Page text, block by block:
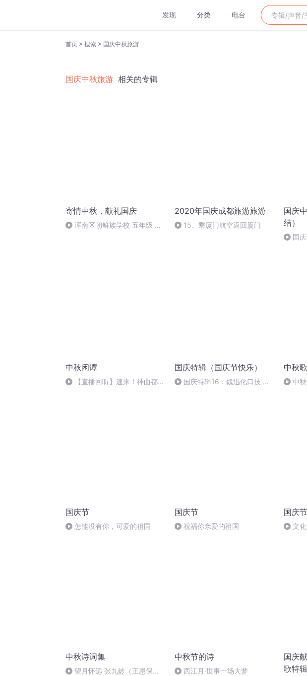
发现 分类 电台
首页 > 搜索 > 国庆中秋旅游
国庆中秋旅游 相关的专辑
寄情中秋，献礼国庆
浑南区朝鲜族学校 五年级 孙
2020年国庆成都旅游旅游
15、乘厦门航空返回厦门
国庆
结）
国
中秋闲谭
【直播回听】速来！神曲都会
国庆特辑（国庆节快乐）
国庆特辑16：魏迅化口技 二
中秋
中
国庆节
怎能没有你，可爱的祖国
国庆节
祝福你亲爱的祖国
国庆节
文
中秋诗词集
望月怀远 张九龄（王恩保吟
中秋节的诗
西江月·世事一场大梦
国庆
歌特辑